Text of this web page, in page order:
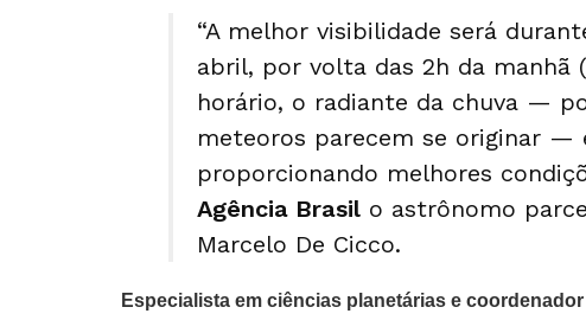
“A melhor visibilidade será
abril, por volta das 2h da manhã
horário, o radiante da chuva —
meteoros parecem se originar —
proporcionando melhores
Agência Brasil o astrônomo
Marcelo De Cicco.
Especialista em ciências planetárias e